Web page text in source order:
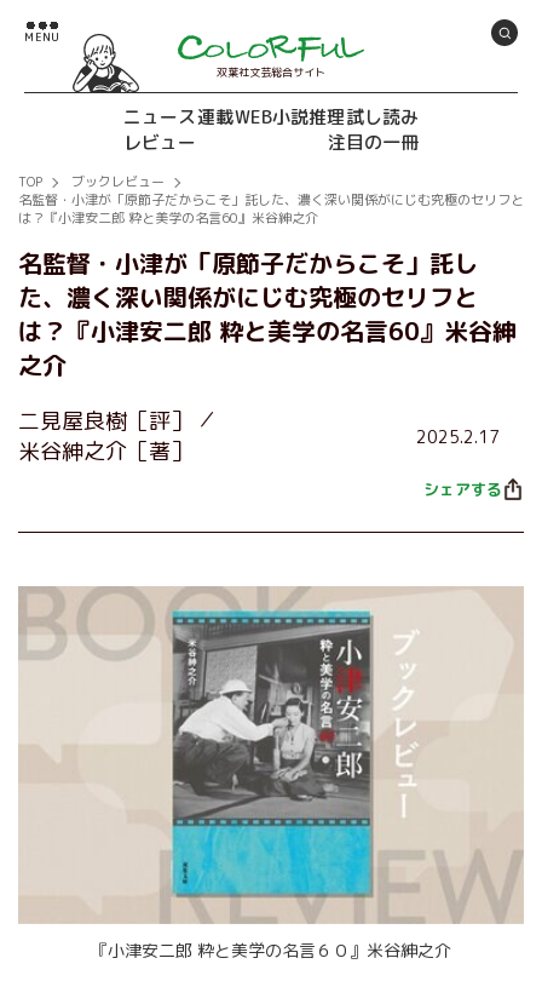
双葉社文芸総合サイト
ニュース連載WEB小説推理試し読み
レビュー
注目の一冊
TOP
ブックレビュー
名監督・小津が「原節子だからこそ」託した、濃く深い関係がにじむ究極のセリフと
は？『小津安二郎 粋と美学の名言60』米谷紳之介
名監督・小津が「原節子だからこそ」託し
た、濃く深い関係がにじむ究極のセリフと
は？『小津安二郎 粋と美学の名言60』米谷紳
之介
二見屋良樹［評］
米谷紳之介［著］
2025.2.17
シェアする
『小津安二郎 粋と美学の名言６０』米谷紳之介